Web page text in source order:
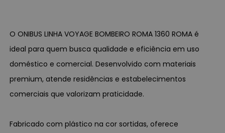
O ONIBUS LINHA VOYAGE BOMBEIRO ROMA 1360 ROMA é
ideal para quem busca qualidade e eficiência em uso
doméstico e comercial. Desenvolvido com materiais
premium, atende residências e estabelecimentos
comerciais que valorizam praticidade.
Fabricado com plástico na cor sortidas, oferece